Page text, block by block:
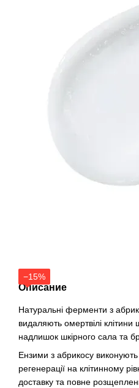
−15%
Описание
Натуральні ферменти з
видаляють омертвілі
надлишок шкірного сала та
Ензими з абрикосу
регенерації на клітинному
доставку та повне